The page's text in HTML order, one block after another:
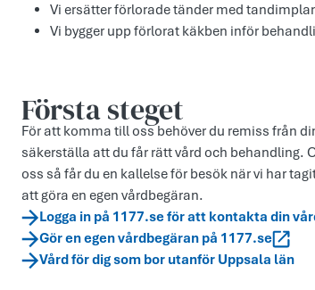
Vi ersätter förlorade tänder med
Vi bygger upp förlorat käkben inför
Första steget
För att komma till oss behöver du remiss från
säkerställa att du får rätt vård och behandling.
oss så får du en kallelse för besök när vi har
att göra en egen vårdbegäran.
Logga in på 1177.se för att kontakta din
Gör en egen vårdbegäran på 1177.se
Vård för dig som bor utanför Uppsala län